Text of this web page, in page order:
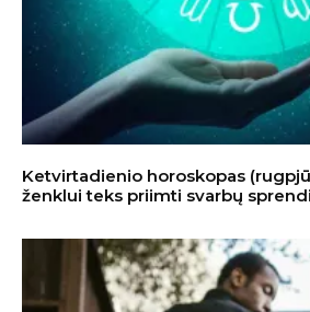
Ketvirtadienio horoskopas
ženklui teks priimti svarbų